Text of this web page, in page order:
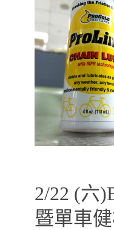
2/22 (六
暨單車